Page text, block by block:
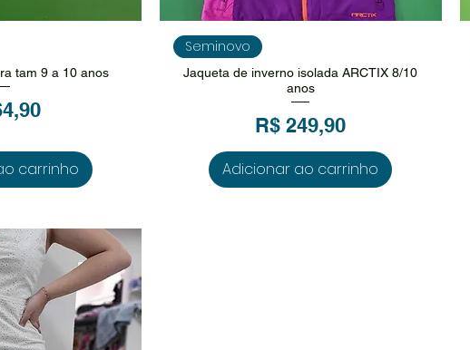
rápida
tam 9 a 10 anos
carrinho
Visualização rápida
Seminovo
Jaqueta de inverno isolada ARCTIX 8/10
anos
Preço
R$ 249,90
Adicionar ao carrinho